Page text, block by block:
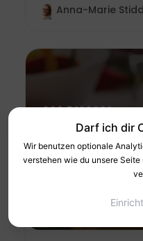
Anna-Marie
Darf ich dir
Wir benutzen optionale
verstehen wie du unsere